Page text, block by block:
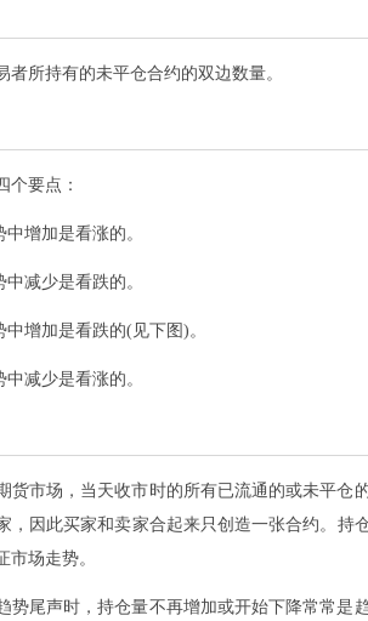
者所持有的未平仓合约的双边数量。
个要点：
增加是看涨的。
减少是看跌的。
增加是看跌的(见下图)。
减少是看涨的。
货市场，当天收市时的所有已流通的或未平
，因此买家和卖家合起来只创造一张合约。
市场走势。
势尾声时，持仓量不再增加或开始下降常常